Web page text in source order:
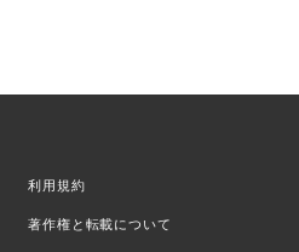
利用規約
著作権と転載について